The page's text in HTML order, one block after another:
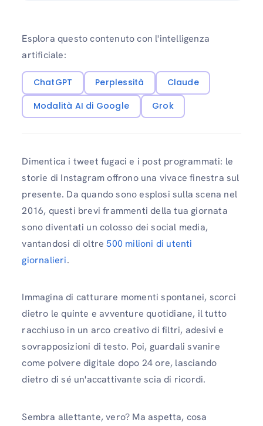
Esplora questo contenuto con l'intelligenza
artificiale:
ChatGPT Perplessità
Claude
Modalità AI di Google
Grok
Dimentica i tweet fugaci e i post programmati: le
storie di Instagram offrono una vivace finestra sul
presente. Da quando sono esplosi sulla scena nel
2016, questi brevi frammenti della tua giornata
sono diventati un colosso dei social media,
vantandosi di oltre500 milioni di utenti
giornalieri.
Immagina di catturare momenti spontanei, scorci
dietro le quinte e avventure quotidiane, il tutto
racchiuso in un arco creativo di filtri, adesivi e
sovrapposizioni di testo. Poi, guardali svanire
come polvere digitale dopo 24 ore, lasciando
dietro di sé un'accattivante scia di ricordi.
Sembra allettante, vero? Ma aspetta, cosa